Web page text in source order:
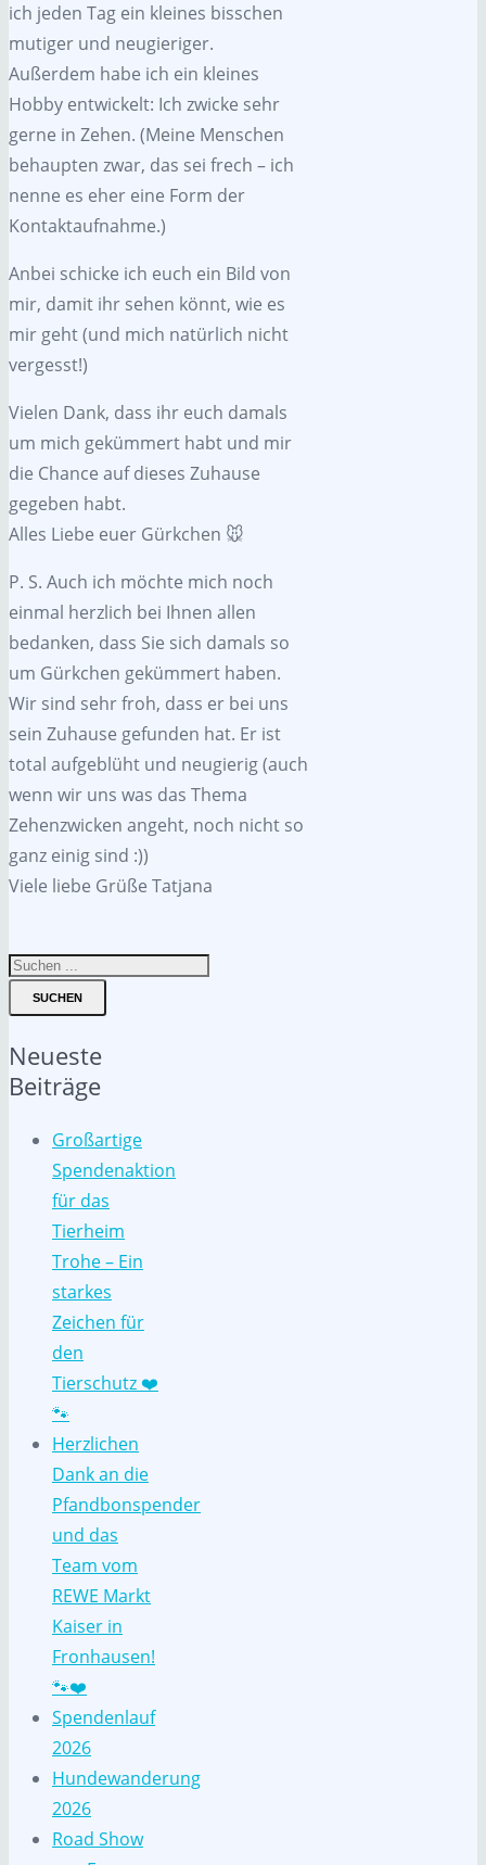
ich jeden Tag ein kleines bisschen
mutiger und neugieriger.
Außerdem habe ich ein kleines
Hobby entwickelt: Ich zwicke sehr
gerne in Zehen. (Meine Menschen
behaupten zwar, das sei frech – ich
nenne es eher eine Form der
Kontaktaufnahme.)
Anbei schicke ich euch ein Bild von
mir, damit ihr sehen könnt, wie es
mir geht (und mich natürlich nicht
vergesst!)
Vielen Dank, dass ihr euch damals
um mich gekümmert habt und mir
die Chance auf dieses Zuhause
gegeben habt.
Alles Liebe euer Gürkchen 🐭
P. S. Auch ich möchte mich noch
einmal herzlich bei Ihnen allen
bedanken, dass Sie sich damals so
um Gürkchen gekümmert haben.
Wir sind sehr froh, dass er bei uns
sein Zuhause gefunden hat. Er ist
total aufgeblüht und neugierig (auch
wenn wir uns was das Thema
Zehenzwicken angeht, noch nicht so
ganz einig sind :))
Viele liebe Grüße Tatjana
SUCHEN
Neueste
Beiträge
Großartige
Spendenaktion
für das
Tierheim
Trohe – Ein
starkes
Zeichen für
den
Tierschutz ❤️
🐾
Herzlichen
Dank an die
Pfandbonspender
und das
Team vom
REWE Markt
Kaiser in
Fronhausen!
🐾❤️
Spendenlauf
2026
Hundewanderung
2026
Road Show